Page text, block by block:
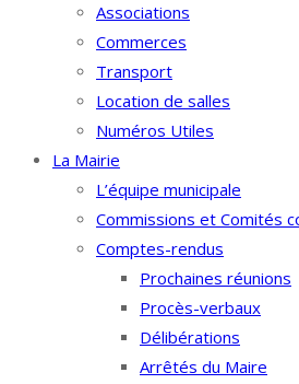
Associations
Commerces
Transport
Location de salles
Numéros Utiles
La Mairie
L’équipe municipale
Commissions et Comités
Comptes-rendus
Prochaines réunions
Procès-verbaux
Délibérations
Arrêtés du Maire